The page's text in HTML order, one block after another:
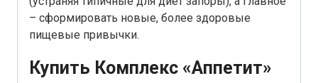
– сформировать новые, более здоровые
пищевые привычки.
Купить Комплекс «Аппетит»